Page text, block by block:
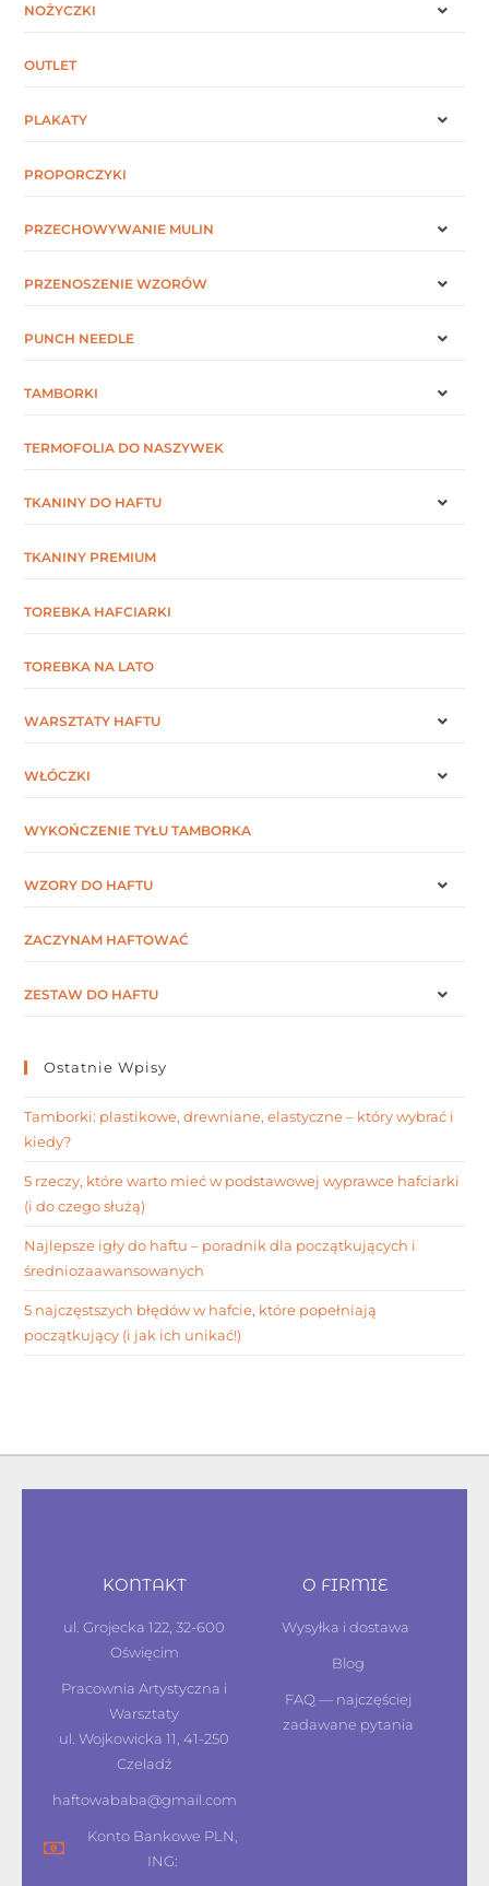
NOŻYCZKI
OUTLET
PLAKATY
PROPORCZYKI
PRZECHOWYWANIE MULIN
PRZENOSZENIE WZORÓW
PUNCH NEEDLE
TAMBORKI
TERMOFOLIA DO NASZYWEK
TKANINY DO HAFTU
TKANINY PREMIUM
TOREBKA HAFCIARKI
TOREBKA NA LATO
WARSZTATY HAFTU
WŁÓCZKI
WYKOŃCZENIE TYŁU TAMBORKA
WZORY DO HAFTU
ZACZYNAM HAFTOWAĆ
ZESTAW DO HAFTU
Ostatnie Wpisy
Tamborki: plastikowe, drewniane, elastyczne – który wybrać i
kiedy?
5 rzeczy, które warto mieć w podstawowej wyprawce hafciarki
(i do czego służą)
Najlepsze igły do haftu – poradnik dla początkujących i
średniozaawansowanych
5 najczęstszych błędów w hafcie, które popełniają
początkujący (i jak ich unikać!)
KONTAKT
ul. Grojecka 122, 32-600
Oświęcim
Pracownia Artystyczna i
Warsztaty
ul. Wojkowicka 11, 41-250
Czeladź
haftowababa@gmail.com
Konto Bankowe PLN,
ING:
O FIRMIE
Wysyłka i dostawa
Blog
FAQ — najczęściej
zadawane pytania